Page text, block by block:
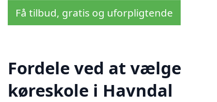
Få tilbud, gratis og uforpligtende
Fordele ved at vælge
køreskole i Havndal